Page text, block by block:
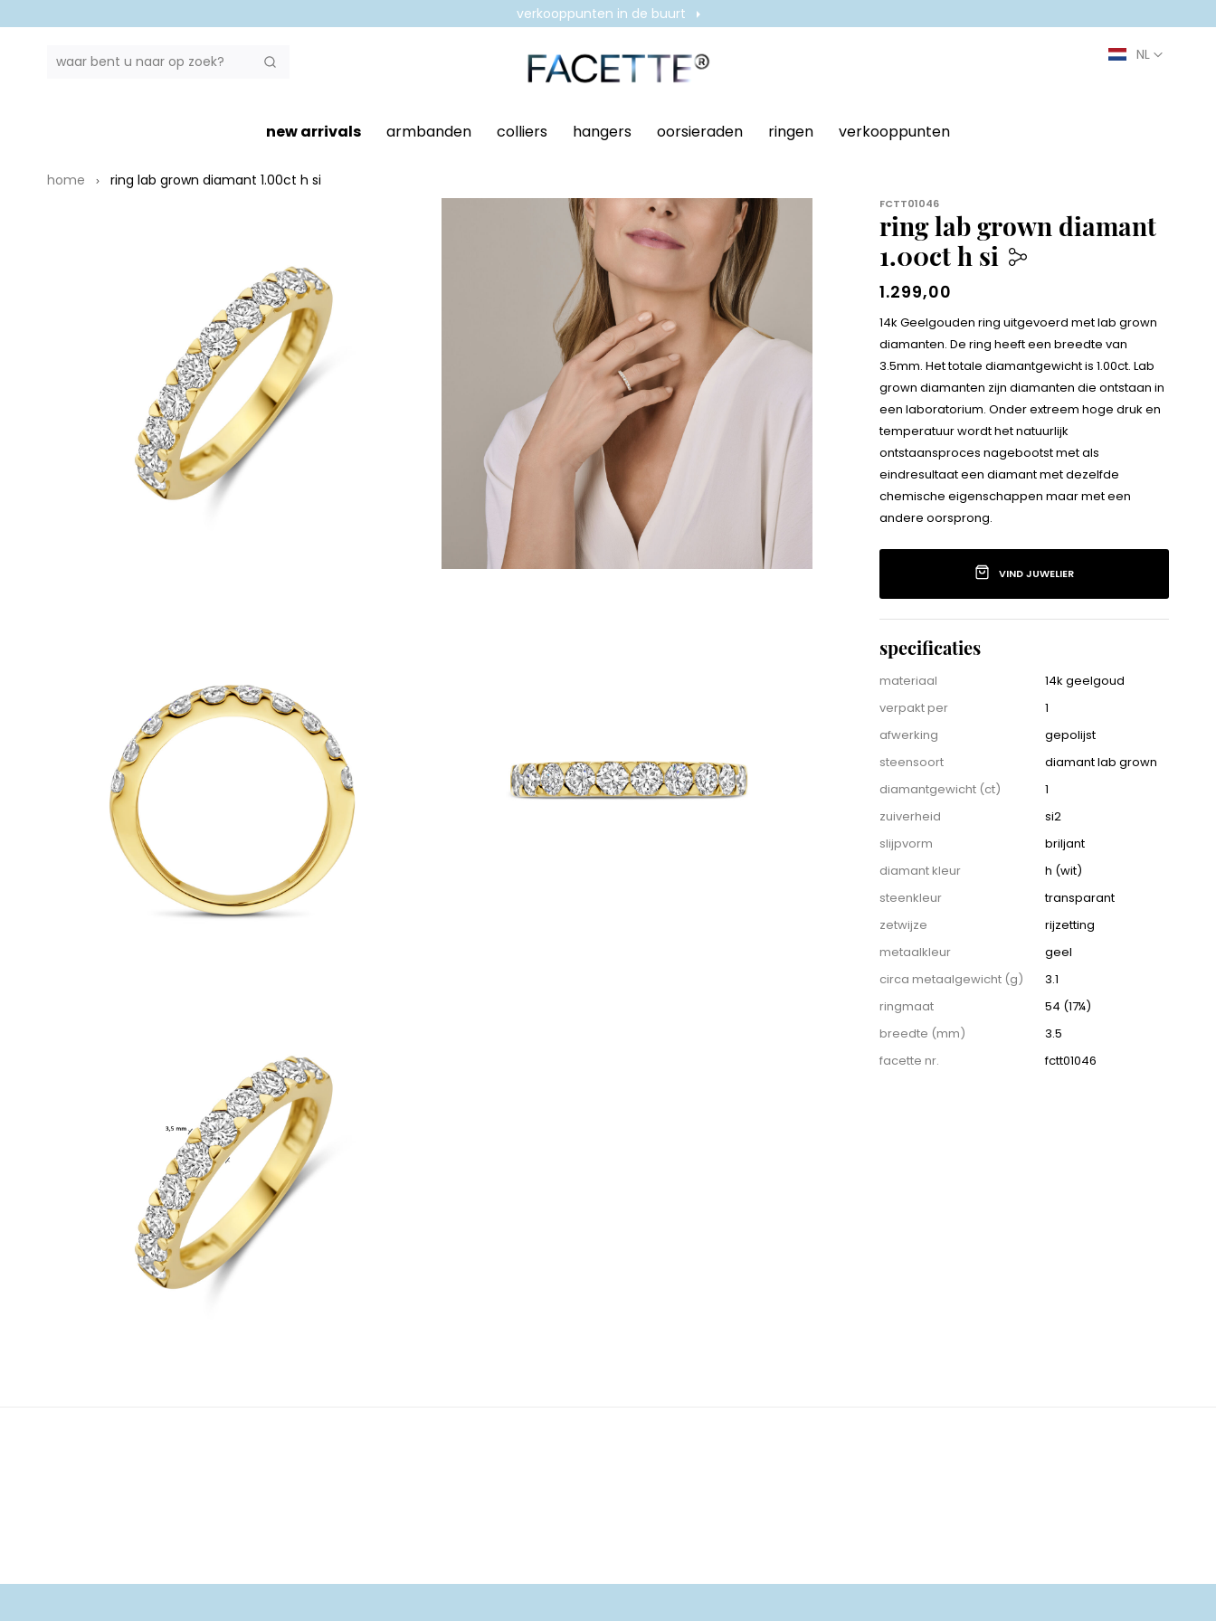
verkooppunten in de buurt
new arrivals armbanden colliers hangers oorsieraden ringen verkooppunten
home ring lab grown diamant 1.00ct h si
FCTT01046
ring lab grown diamant
1.00ct h si
1.299,00
14k Geelgouden ring uitgevoerd met lab grown
diamanten. De ring heeft een breedte van
3.5mm. Het totale diamantgewicht is 1.00ct. Lab
grown diamanten zijn diamanten die ontstaan in
een laboratorium. Onder extreem hoge druk en
temperatuur wordt het natuurlijk
ontstaansproces nagebootst met als
eindresultaat een diamant met dezelfde
chemische eigenschappen maar met een
andere oorsprong.
1.299,00
VIND JUWELIER
specificaties
specificaties
materiaal
14k geelgoud
verpakt per
1
afwerking
gepolijst
steensoort
diamant lab grown
diamantgewicht (ct)
1
zuiverheid
si2
slijpvorm
briljant
diamant kleur
h (wit)
steenkleur
transparant
zetwijze
rijzetting
metaalkleur
geel
circa metaalgewicht (g)
3.1
ringmaat
54 (17¼)
breedte (mm)
3.5
facette nr.
fctt01046